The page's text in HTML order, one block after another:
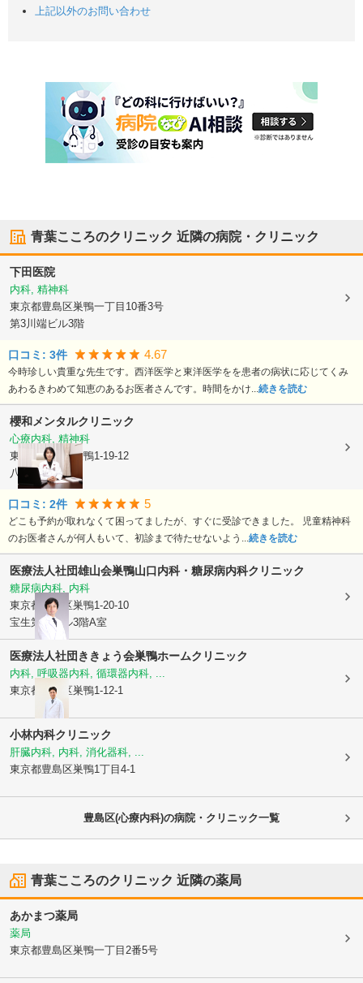
上記以外のお問い合わせ
青葉こころのクリニック 近隣の病院・クリニック
下田医院
内科, 精神科
東京都豊島区巣鴨一丁目10番3号
第3川端ビル3階
口コミ: 3件 4.67
今時珍しい貴重な先生です。西洋医学と東洋医学をを患者の病状に応じてくみ
あわるきわめて知恵のあるお医者さんです。時間をかけ...続きを読む
櫻和メンタルクリニック
心療内科, 精神科
東京都豊島区巣鴨1-19-12
八木下ビル3F
口コミ: 2件 5
どこも予約が取れなくて困ってましたが、すぐに受診できました。 児童精神科
のお医者さんが何人もいて、初診まで待たせないよう...続きを読む
医療法人社団雄山会巣鴨山口内科・糖尿病内科クリニック
糖尿病内科, 内科
東京都豊島区巣鴨1-20-10
宝生第一ビル3階A室
医療法人社団ききょう会巣鴨ホームクリニック
内科, 呼吸器内科, 循環器内科, ...
東京都豊島区巣鴨1-12-1
小林内科クリニック
肝臓内科, 内科, 消化器科, ...
東京都豊島区巣鴨1丁目4-1
豊島区(心療内科)の病院・クリニック一覧
青葉こころのクリニック 近隣の薬局
あかまつ薬局
薬局
東京都豊島区巣鴨一丁目2番5号